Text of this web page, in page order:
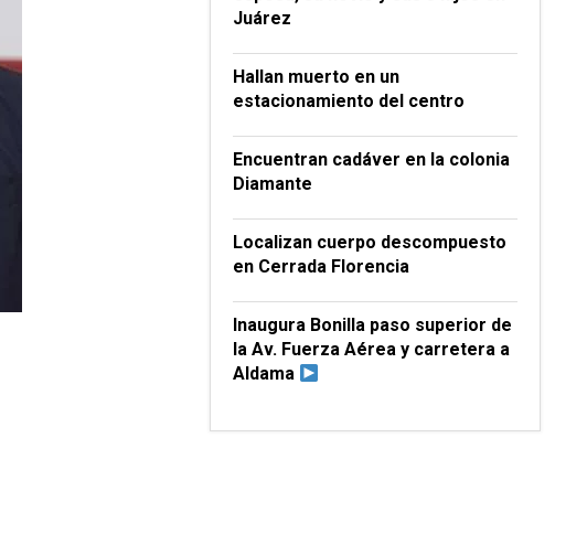
Juárez
Hallan muerto en un
estacionamiento del centro
Encuentran cadáver en la colonia
Diamante
Localizan cuerpo descompuesto
en Cerrada Florencia
Inaugura Bonilla paso superior de
la Av. Fuerza Aérea y carretera a
Aldama